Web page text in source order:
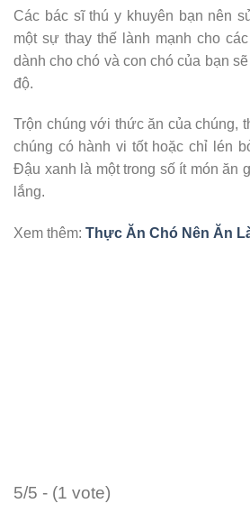
Các bác sĩ thú y khuyên bạn nên
một sự thay thế lành mạnh cho
dành cho chó và con chó của bạn
độ.
Trộn chúng với thức ăn của chúng,
chúng có hành vi tốt hoặc chỉ lén
Đậu xanh là một trong số ít món ăn
lắng.
Xem thêm: Thực Ăn Chó Nên Ăn
5/5 - (1 vote)